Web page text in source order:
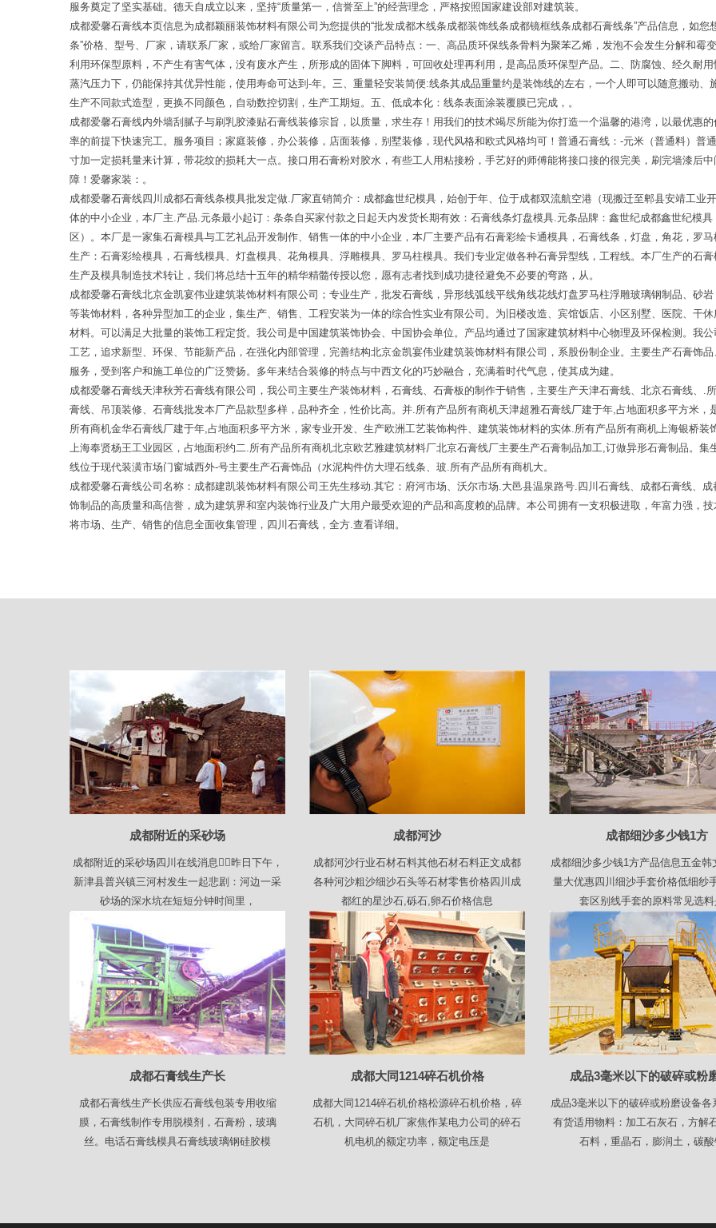
服务奠定了坚实基础。德天自成立以来，坚持“质量第一，信誉至上”的经营理念，严格按照国家建设部对建筑装。
成都爱馨石膏线本页信息为成都颖丽装饰材料有限公司为您提供的“批发成都木线条成都装饰线条成都镜框线条成都石膏线条”产品信息，如
条”价格、型号、厂家，请联系厂家，或给厂家留言。联系我们交谈产品特点：一、高品质环保线条骨料为聚苯乙烯，发泡不会发生分解和
利用环保型原料，不产生有害气体，没有废水产生，所形成的固体下脚料，可回收处理再利用，是高品质环保型产品。二、防腐蚀、经久耐
蒸汽压力下，仍能保持其优异性能，使用寿命可达到-年。三、重量轻安装简便:线条其成品重量约是装饰线的左右，一个人即可以随意搬动
生产不同款式造型，更换不同颜色，自动数控切割，生产工期短。五、低成本化：线条表面涂装覆膜已完成，。
成都爱馨石膏线内外墙刮腻子与刷乳胶漆贴石膏线装修宗旨，以质量，求生存！用我们的技术竭尽所能为你打造一个温馨的港湾，以最优惠
率的前提下快速完工。服务项目；家庭装修，办公装修，店面装修，别墅装修，现代风格和欧式风格均可！普通石膏线：-元米（普通料）普
寸加一定损耗量来计算，带花纹的损耗大一点。接口用石膏粉对胶水，有些工人用粘接粉，手艺好的师傅能将接口接的很完美，刷完墙漆后
障！爱馨家装：。
成都爱馨石膏线四川成都石膏线条模具批发定做.厂家直销简介：成都鑫世纪模具，始创于年、位于成都双流航空港（现搬迁至郫县安靖工业
体的中小企业，本厂主.产品.元条最小起订：条条自买家付款之日起天内发货长期有效：石膏线条灯盘模具.元条品牌：鑫世纪成都鑫世纪模
区）。本厂是一家集石膏模具与工艺礼品开发制作、销售一体的中小企业，本厂主要产品有石膏彩绘卡通模具，石膏线条，灯盘，角花，罗
生产：石膏彩绘模具，石膏线模具、灯盘模具、花角模具、浮雕模具、罗马柱模具。我们专业定做各种石膏异型线，工程线。本厂生产的石
生产及模具制造技术转让，我们将总结十五年的精华精髓传授以您，愿有志者找到成功捷径避免不必要的弯路，从。
成都爱馨石膏线北京金凯宴伟业建筑装饰材料有限公司；专业生产，批发石膏线，异形线弧线平线角线花线灯盘罗马柱浮雕玻璃钢制品、砂
等装饰材料，各种异型加工的企业，集生产、销售、工程安装为一体的综合性实业有限公司。为旧楼改造、宾馆饭店、小区别墅、医院、干
材料。可以满足大批量的装饰工程定货。我公司是中国建筑装饰协会、中国协会单位。产品均通过了国家建筑材料中心物理及环保检测。我
工艺，追求新型、环保、节能新产品，在强化内部管理，完善结构北京金凯宴伟业建筑装饰材料有限公司，系股份制企业。主要生产石膏饰
服务，受到客户和施工单位的广泛赞扬。多年来结合装修的特点与中西文化的巧妙融合，充满着时代气息，使其成为建。
成都爱馨石膏线天津秋芳石膏线有限公司，我公司主要生产装饰材料，石膏线、石膏板的制作于销售，主要生产天津石膏线、北京石膏线、.
膏线、吊顶装修、石膏线批发本厂产品款型多样，品种齐全，性价比高。并.所有产品所有商机天津超雅石膏线厂建于年,占地面积多平方米
所有商机金华石膏线厂建于年,占地面积多平方米，家专业开发、生产欧洲工艺装饰构件、建筑装饰材料的实体.所有产品所有商机上海银桥
上海奉贤杨王工业园区，占地面积约二.所有产品所有商机北京欧艺雅建筑材料厂北京石膏线厂主要生产石膏制品加工,订做异形石膏制品。
线位于现代装潢市场门窗城西外-号主要生产石膏饰品（水泥构件仿大理石线条、玻.所有产品所有商机大。
成都爱馨石膏线公司名称：成都建凯装饰材料有限公司王先生移动.其它：府河市场、沃尔市场.大邑县温泉路号.四川石膏线、成都石膏线、
饰制品的高质量和高信誉，成为建筑界和室内装饰行业及广大用户最受欢迎的产品和高度赖的品牌。本公司拥有一支积极进取，年富力强，
将市场、生产、销售的信息全面收集管理，四川石膏线，全方.查看详细。
成都附近的采砂场
成都附近的采砂场四川在线消息昨日下午，
新津县普兴镇三河村发生一起悲剧：河边一采
砂场的深水坑在短短分钟时间里，
成都河沙
成都河沙行业石材石料其他石材石料正文成都
各种河沙粗沙细沙石头等石材零售价格四川成
都红的星沙石,砾石,卵石价格信息
成都细沙多少钱1方
成都细沙多少钱1方产品信息五金韩
量大优惠四川细沙手套价格低细纱
套区别线手套的原料常见选
成都石膏线生产长
成都石膏线生产长供应石膏线包装专用收缩
膜，石膏线制作专用脱模剂，石膏粉，玻璃
丝。电话石膏线模具石膏线玻璃钢硅胶模
成都大同1214碎石机价格
成都大同1214碎石机价格松源碎石机价格，碎
石机，大同碎石机厂家焦作某电力公司的碎石
机电机的额定功率，额定电压是
成品3毫米以下的破碎或粉
成品3毫米以下的破碎或粉磨设备各
有货适用物料：加工石灰石，方解
石料，重晶石，膨润土，碳